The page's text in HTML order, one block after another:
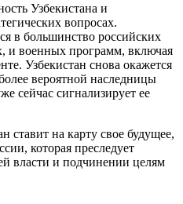
Узбекистана и
вопросах.
в большинство российских
и военных программ, включая
Узбекистан снова окажется
вероятной наследницы
сейчас сигнализирует ее
ставит на карту свое будущее,
которая преследует
власти и подчинении целям